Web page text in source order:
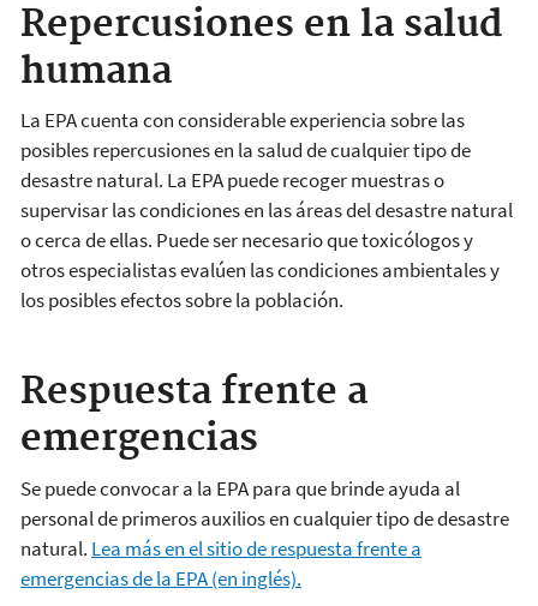
Repercusiones en la salud
humana
La EPA cuenta con considerable experiencia sobre las
posibles repercusiones en la salud de cualquier tipo de
desastre natural. La EPA puede recoger muestras o
supervisar las condiciones en las áreas del desastre natural
o cerca de ellas. Puede ser necesario que toxicólogos y
otros especialistas evalúen las condiciones ambientales y
los posibles efectos sobre la población.
Respuesta frente a
emergencias
Se puede convocar a la EPA para que brinde ayuda al
personal de primeros auxilios en cualquier tipo de desastre
natural. Lea más en el sitio de respuesta frente a
emergencias de la EPA (en inglés).